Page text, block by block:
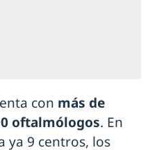
con más de
oftalmólogos. En
ya 9 centros, los